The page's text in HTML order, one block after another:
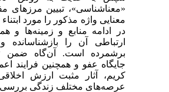
«معناشناسی»، تبیین مرزهای
معنایی واژه مذکور را مورد
در ادامه منابع و زمینه‌ها و
ارتباطی آن را بازشناسانده و
برشمرده است. آن‌گاه ضمن
جایگاه عفو و همچنین فرایند
کریم، آثار مثبت ارزش
عرصه‌های مختلف زندگی بررسی